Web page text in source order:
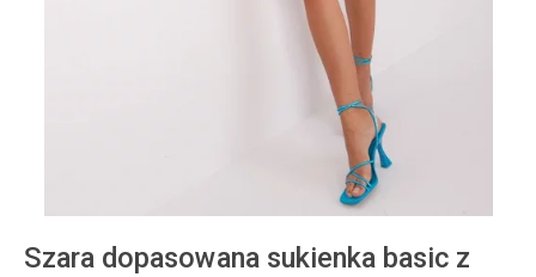
Szara dopasowana sukienka basic z